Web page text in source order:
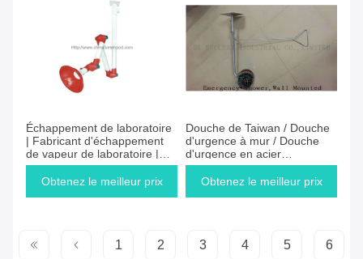
Échappement de laboratoire
| Fabricant d'échappement
de vapeur de laboratoire |
Prix de décompression de
laboratoire
Obtenez le meilleur prix
Douche de Taiwan / Douche
d'urgence à mur / Douche
d'urgence en acier
inoxydable
Obtenez le meilleur prix
1 2 3 4 5 6